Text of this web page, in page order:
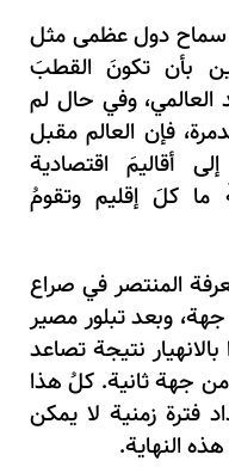
سماح دول عظمى مثل
بأن تكونَ القطبَ
العالمي، وفي حال لم
فإن العالم مقبل
أقاليمَ اقتصادية
كلَ إقليم وتقومُ
المنتصر في صراع
وبعد تبلور مصير
نتيجة تصاعد
جهة ثانية. كلُ هذا
فترة زمنية لا يمكن
النهاية.